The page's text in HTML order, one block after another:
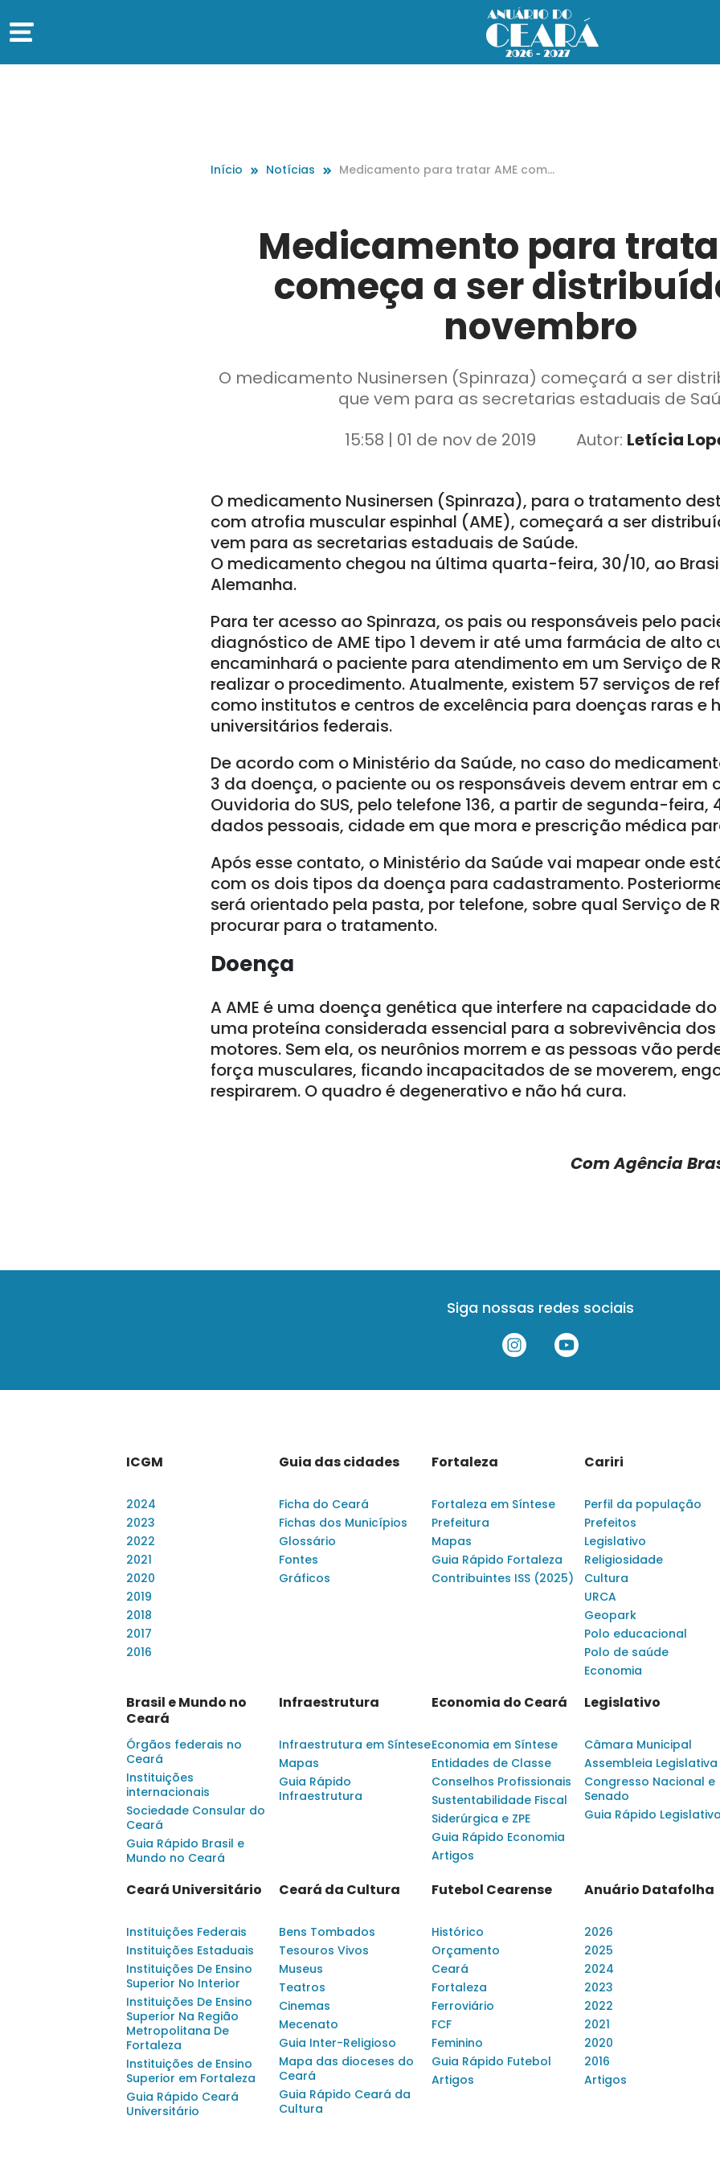
Início Notícias
Medicamento para tratar AME come
Medicamento para
começa a ser
novembro
O medicamento Nusinersen (Spinraza) começará a ser
que vem para as secretarias estaduais de
15:58 | 01 de nov de 2019
Autor: Letícia
O medicamento Nusinersen (Spinraza), para o tratamento
com atrofia muscular espinhal (AME), começará a ser
vem para as secretarias estaduais de Saúde.
O medicamento chegou na última quarta-feira, 30/10, ao
Alemanha.
Para ter acesso ao Spinraza, os pais ou responsáveis pelo
diagnóstico de AME tipo 1 devem ir até uma farmácia de alto
encaminhará o paciente para atendimento em um Serviço de
realizar o procedimento. Atualmente, existem 57 serviços de
como institutos e centros de excelência para doenças raras e
universitários federais.
De acordo com o Ministério da Saúde, no caso do
3 da doença, o paciente ou os responsáveis devem entrar em
Ouvidoria do SUS, pelo telefone 136, a partir de segunda-feira,
dados pessoais, cidade em que mora e prescrição médica
Após esse contato, o Ministério da Saúde vai mapear onde
com os dois tipos da doença para cadastramento.
será orientado pela pasta, por telefone, sobre qual Serviço de
procurar para o tratamento.
Doença
A AME é uma doença genética que interfere na capacidade
uma proteína considerada essencial para a sobrevivência dos
motores. Sem ela, os neurônios morrem e as pessoas vão
força musculares, ficando incapacitados de se moverem,
respirarem. O quadro é degenerativo e não há cura.
Com Agência
Siga nossas redes sociais
ICGM
2024
2023
2022
2021
2020
2019
2018
2017
2016
Guia das cidades
Ficha do Ceará
Fichas dos Municípios
Glossário
Fontes
Gráficos
Fortaleza
Fortaleza em Síntese
Prefeitura
Mapas
Guia Rápido Fortaleza
Contribuintes ISS (2025)
Cariri
Perfil da população
Prefeitos
Legislativo
Religiosidade
Cultura
URCA
Geopark
Polo educacional
Polo de saúde
Economia
Brasil e Mundo no
Ceará
Órgãos federais no
Ceará
Instituições
internacionais
Sociedade Consular do
Ceará
Guia Rápido Brasil e
Mundo no Ceará
Infraestrutura
Infraestrutura em Síntese
Mapas
Guia Rápido
Infraestrutura
Economia do Ceará
Economia em Síntese
Entidades de Classe
Conselhos Profissionais
Sustentabilidade Fiscal
Siderúrgica e ZPE
Guia Rápido Economia
Artigos
Legislativo
Câmara Municipal
Assembleia Legislativa
Congresso Nacional e
Senado
Guia Rápido
Ceará Universitário
Instituições Federais
Instituições Estaduais
Instituições De Ensino
Superior No Interior
Instituições De Ensino
Superior Na Região
Metropolitana De
Fortaleza
Instituições de Ensino
Superior em Fortaleza
Guia Rápido Ceará
Universitário
Ceará da Cultura
Bens Tombados
Tesouros Vivos
Museus
Teatros
Cinemas
Mecenato
Guia Inter-Religioso
Mapa das dioceses do
Ceará
Guia Rápido Ceará da
Cultura
Futebol Cearense
Histórico
Orçamento
Ceará
Fortaleza
Ferroviário
FCF
Feminino
Guia Rápido Futebol
Artigos
Anuário Datafolha
2026
2025
2024
2023
2022
2021
2020
2016
Artigos